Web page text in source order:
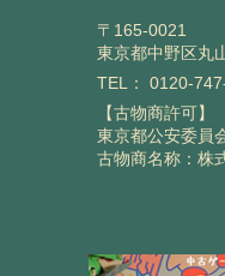
〒165-0021
東京都中野区丸
TEL： 0120-
【古物商許可】
東京都公安委員
古物商名称：株